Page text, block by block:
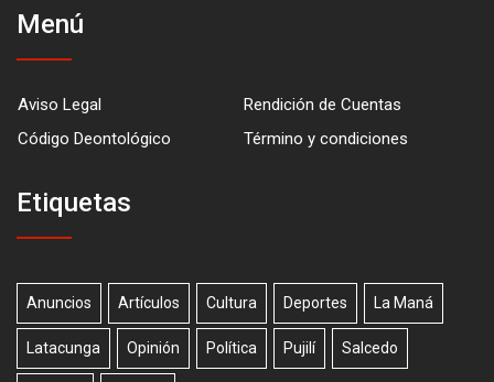
Menú
Aviso Legal
Rendición de Cuentas
Código Deontológico
Término y condiciones
Etiquetas
Anuncios Artículos Cultura Deportes La Maná
Latacunga Opinión Política Pujilí Salcedo